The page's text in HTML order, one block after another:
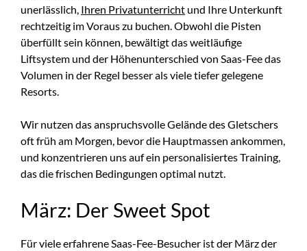
unerlässlich, Ihren Privatunterricht und Ihre Unterkunft
rechtzeitig im Voraus zu buchen. Obwohl die Pisten
überfüllt sein können, bewältigt das weitläufige
Liftsystem und der Höhenunterschied von Saas-Fee das
Volumen in der Regel besser als viele tiefer gelegene
Resorts.
Wir nutzen das anspruchsvolle Gelände des Gletschers
oft früh am Morgen, bevor die Hauptmassen ankommen,
und konzentrieren uns auf ein personalisiertes Training,
das die frischen Bedingungen optimal nutzt.
März: Der Sweet Spot
Für viele erfahrene Saas-Fee-Besucher ist der März der